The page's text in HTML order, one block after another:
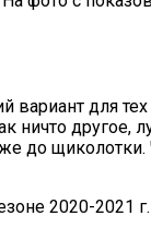
вариант для
ничто
до
2020-2021